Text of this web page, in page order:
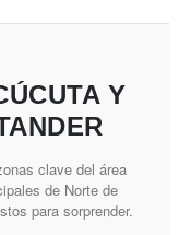
Y
clave del área
de Norte de
para sorprender.